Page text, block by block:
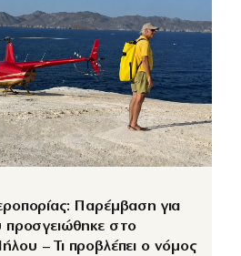
Παρέμβαση για
προσγειώθηκε στο
– Τι προβλέπει ο νόμος